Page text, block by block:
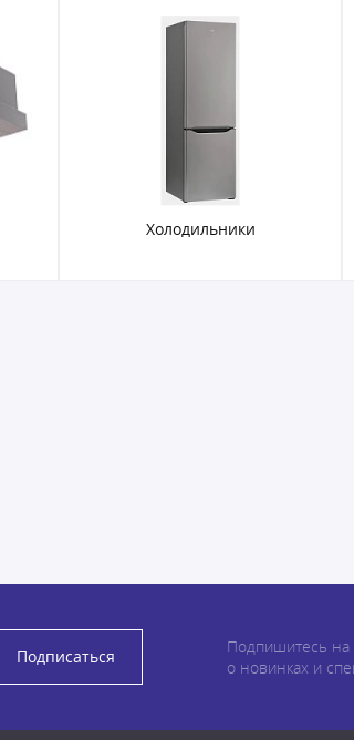
Холодильники
Подписаться
Подпишитесь на
о новинках и